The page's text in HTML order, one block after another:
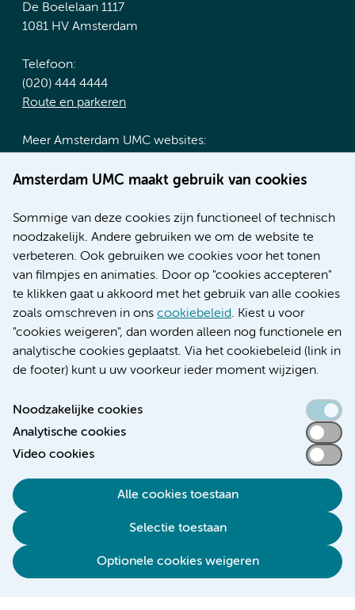
Amsterdam UMC maakt gebruik van cookies
Sommige van deze cookies zijn functioneel of technisch
noodzakelijk. Andere gebruiken we om de website te
verbeteren. Ook gebruiken we cookies voor het tonen
van filmpjes en animaties. Door op "cookies accepteren"
te klikken gaat u akkoord met het gebruik van alle cookies
zoals omschreven in ons cookiebeleid. Kiest u voor
"cookies weigeren", dan worden alleen nog functionele en
analytische cookies geplaatst. Via het cookiebeleid (link in
de footer) kunt u uw voorkeur ieder moment wijzigen.
Noodzakelijke cookies
Analytische cookies
Video cookies
Alle cookies toestaan
Selectie toestaan
Optionele cookies weigeren
De Boelelaan 1117
1081 HV Amsterdam
Telefoon:
(020) 444 4444
Route en parkeren
Meer Amsterdam UMC websites:
Werken bij Amsterdam UMC
Nieuws
Research
Educatie locatie AMC
Educatie locatie VUmc
Toegankelijkheidsverklaring
Responsible disclosure
Algemene privacyverklaring